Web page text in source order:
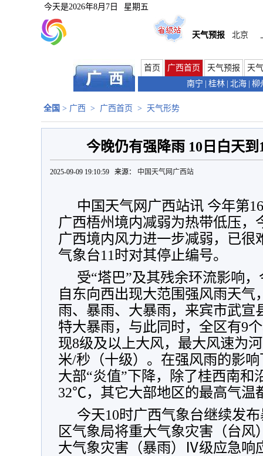
今天是2026年8月7日 星期五
天气预报 北京
首页 广西首页 天气预报
天
南宁
桂林 北海 柳
全国 > 广西 > 广西首页 > 天气形势
今晚仍有强降雨 10日白天
2025-09-09 19:10:59 来源： 中国天气网广西站
中国天气网广西站讯 今年第
广西梧州境内减弱为热带低压，
广西境内风力进一步减弱，已很
气象台11时对其停止编号。
受“塔巴”及其残余环流影响
自东向西出现大范围强风雨天气
雨、暴雨、大暴雨，来宾市武宣
特大暴雨，与此同时，全区有9
现8级及以上大风，最大风速为
米/秒（十级）。在强风雨的影
大部“炎值”下降，除了桂西南和
32℃，其它大部地区的最高气温
今天10时广西气象台继续发
区气象局将重大气象灾害（台
大气象灾害（暴雨）Ⅳ级应急响